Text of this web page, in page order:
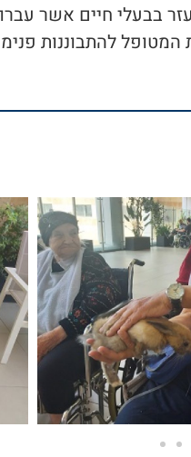
בבעלי חיים אשר
להתבוננות